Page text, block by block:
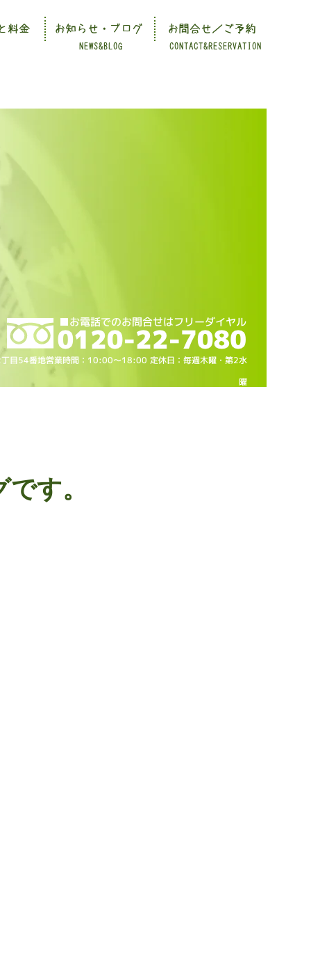
CONTACT&RESERVATION
NEWS&BLOG
料金 お知らせ・ブログ お問合せ／ご予約
目54番地営業時間：10:00～18:00 定休日：毎週木曜・第2水
曜
す。